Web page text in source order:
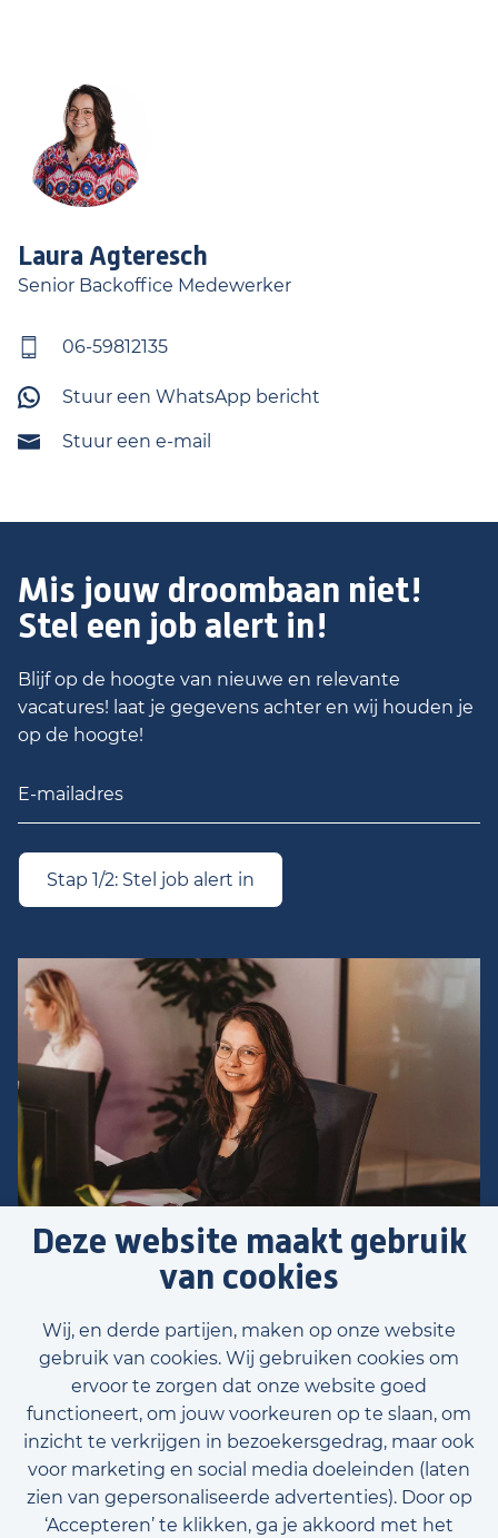
Deze website maakt gebruik
van cookies
Wij, en derde partijen, maken op onze website
gebruik van cookies. Wij gebruiken cookies om
ervoor te zorgen dat onze website goed
functioneert, om jouw voorkeuren op te slaan, om
inzicht te verkrijgen in bezoekersgedrag, maar ook
voor marketing en social media doeleinden (laten
zien van gepersonaliseerde advertenties). Door op
‘Accepteren’ te klikken, ga je akkoord met het
Laura Agteresch
Senior Backoffice Medewerker
06-59812135
Stuur een WhatsApp bericht
Stuur een e-mail
Mis jouw droombaan niet!
Stel een job alert in!
Blijf op de hoogte van nieuwe en relevante
vacatures! laat je gegevens achter en wij houden je
op de hoogte!
Stap 1/2: Stel job alert in